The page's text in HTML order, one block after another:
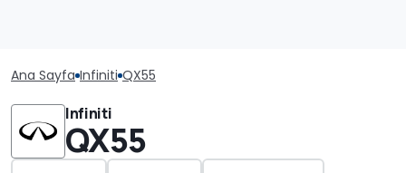
Ana Sayfa Infiniti QX55
Infiniti
QX55